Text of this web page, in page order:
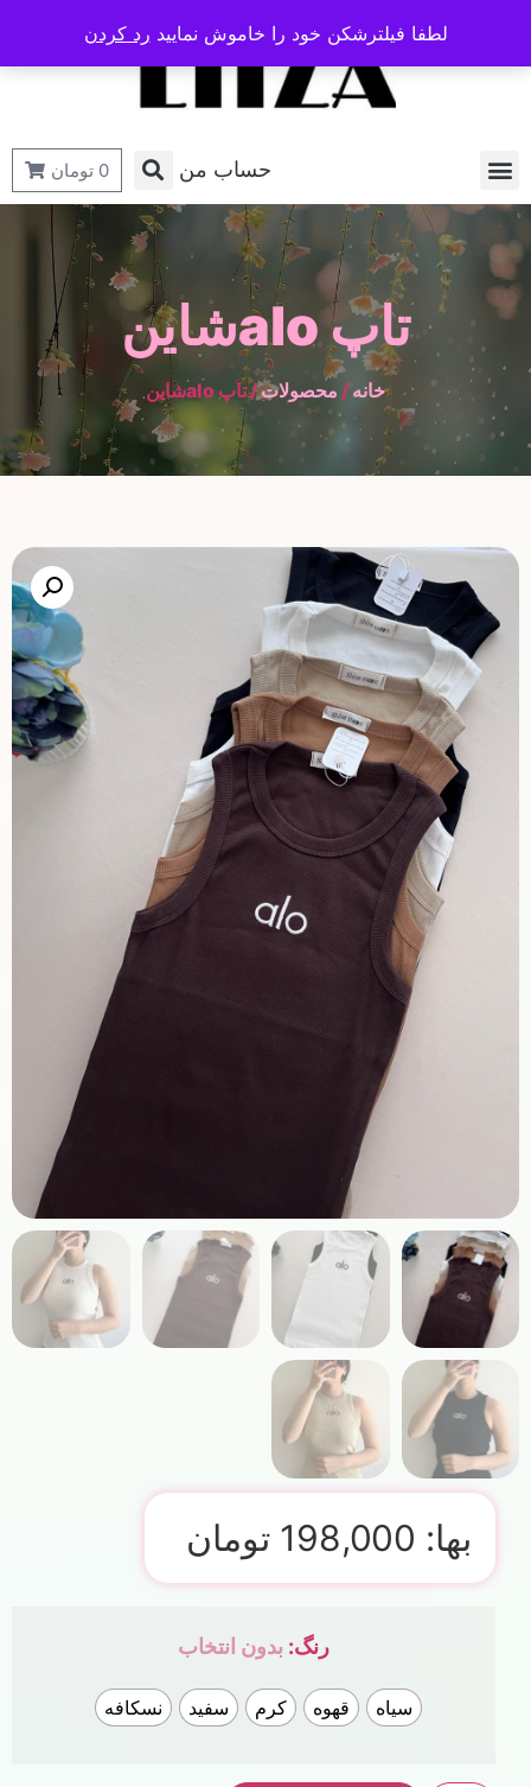
حساب من 0 تومان
تاپ aloشاین
خانه / محصولات/ تاپ aloشاین
بها: 198,000 تومان
رنگ: بدون انتخاب
سیاه قهوه کرم سفید نسکافه
لطفا فیلترشکن خود را خاموش نمایید رد کردن